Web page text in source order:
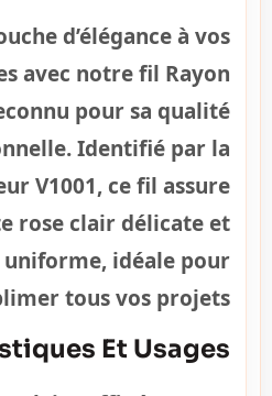
d’élégance à vos
avec notre fil Rayon
pour sa qualité
Identifié par la
V1001, ce fil assure
rose clair délicate et
idéale pour
tous vos projets.
Et Usages